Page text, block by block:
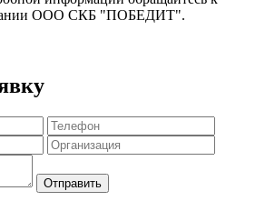
ООО СКБ "ПОБЕДИТ".
Отправить